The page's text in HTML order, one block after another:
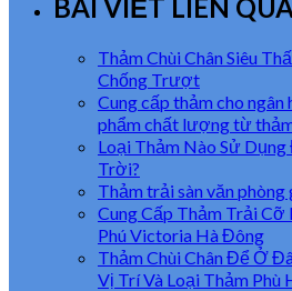
BÀI VIẾT LIÊN
Thảm Chùi Chân Siêu
Chống Trượt
Cung cấp thảm cho ngân
phẩm chất lượng từ
Loại Thảm Nào Sử
Trời?
Thảm trải sàn văn phòng
Cung Cấp Thảm Trải Cỡ
Phú Victoria Hà Đông
Thảm Chùi Chân Để Ở
Vị Trí Và Loại Thảm Phù